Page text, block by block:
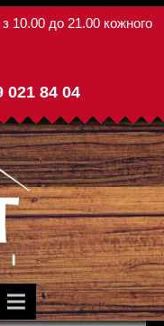
10.00 до 21.00 кожного
021 84 04